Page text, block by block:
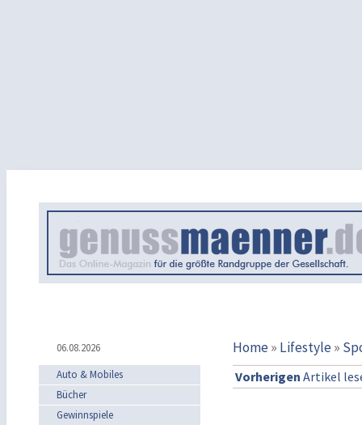
06.08.2026 Home» Lifestyle»
Auto & Mobiles
Bücher
Gewinnspiele
Vorherigen Artikel